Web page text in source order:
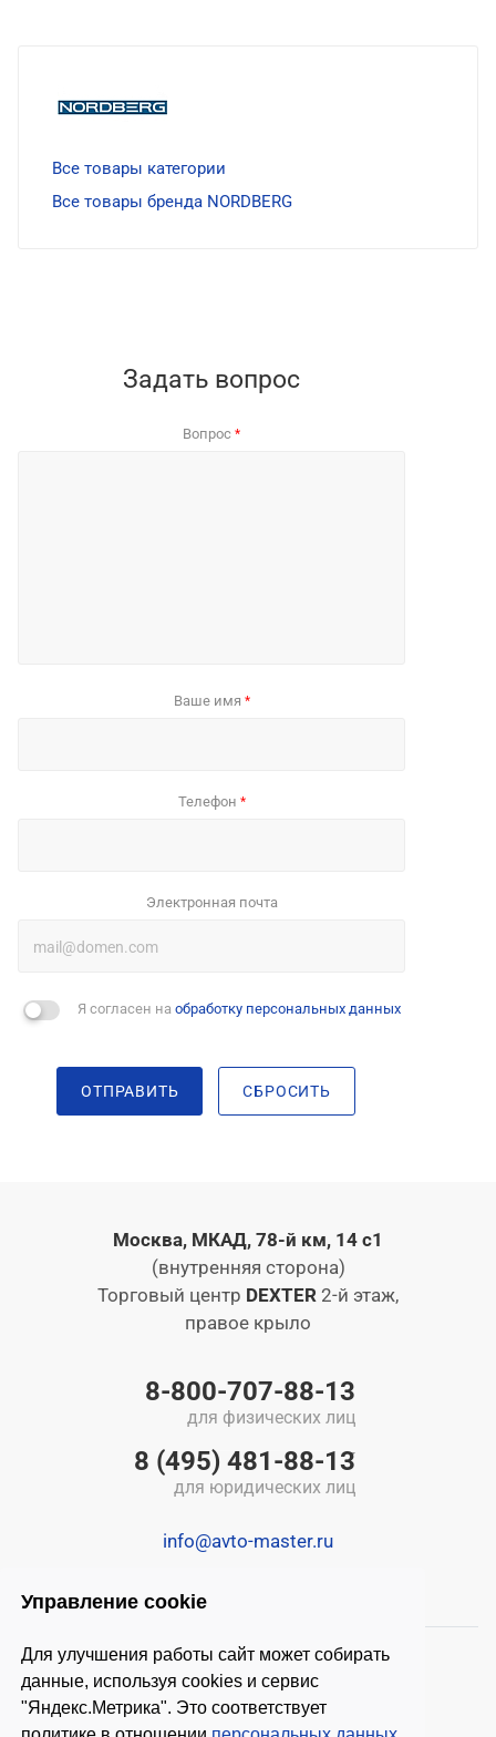
Управление cookie
Для улучшения работы сайт может собирать
данные, используя cookies и сервис
"Яндекс.Метрика". Это соответствует
Все товары категории
Все товары бренда NORDBERG
Задать вопрос
Вопрос *
Ваше имя *
Телефон *
Электронная почта
Я согласен на обработку персональных данных
ОТПРАВИТЬ СБРОСИТЬ
Москва, МКАД, 78-й км, 14 с1
(внутренняя сторона)
Торговый центр DEXTER 2-й этаж,
правое крыло
8-800-707-88-13
для физических лиц
8 (495) 481-88-13
для юридических лиц
info@avto-master.ru